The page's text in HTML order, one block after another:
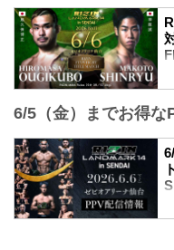
6/5（金）までお得な